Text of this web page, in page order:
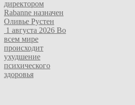
директором
Rabanne назначен
Оливье Рустен
1 августа 2026 Во
всем мире
происходит
ухудшение
психического
здоровья